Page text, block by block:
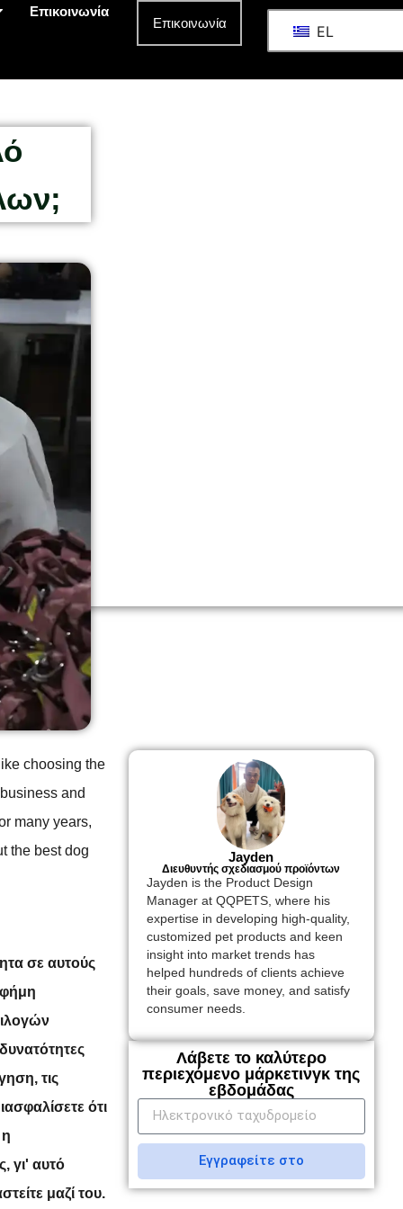
Επικοινωνία
Επικοινωνία EL
choosing the
and
many years,
the best dog
σε αυτούς
τις
ότι
γι' αυτό
μαζί του.
Jayden
Διευθυντής σχεδιασμού προϊόντων
Jayden is the Product Design
Manager at QQPETS, where his
expertise in developing high-quality,
customized pet products and keen
insight into market trends has
helped hundreds of clients achieve
their goals, save money, and satisfy
consumer needs.
Λάβετε το καλύτερο
περιεχόμενο μάρκετινγκ της
εβδομάδας
Εγγραφείτε στο